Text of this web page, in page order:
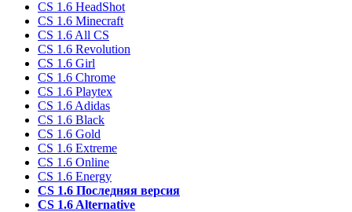
CS 1.6 HeadShot
CS 1.6 Minecraft
CS 1.6 All CS
CS 1.6 Revolution
CS 1.6 Girl
CS 1.6 Chrome
CS 1.6 Playtex
CS 1.6 Adidas
CS 1.6 Black
CS 1.6 Gold
CS 1.6 Extreme
CS 1.6 Online
CS 1.6 Energy
CS 1.6 Последняя версия
CS 1.6 Alternative